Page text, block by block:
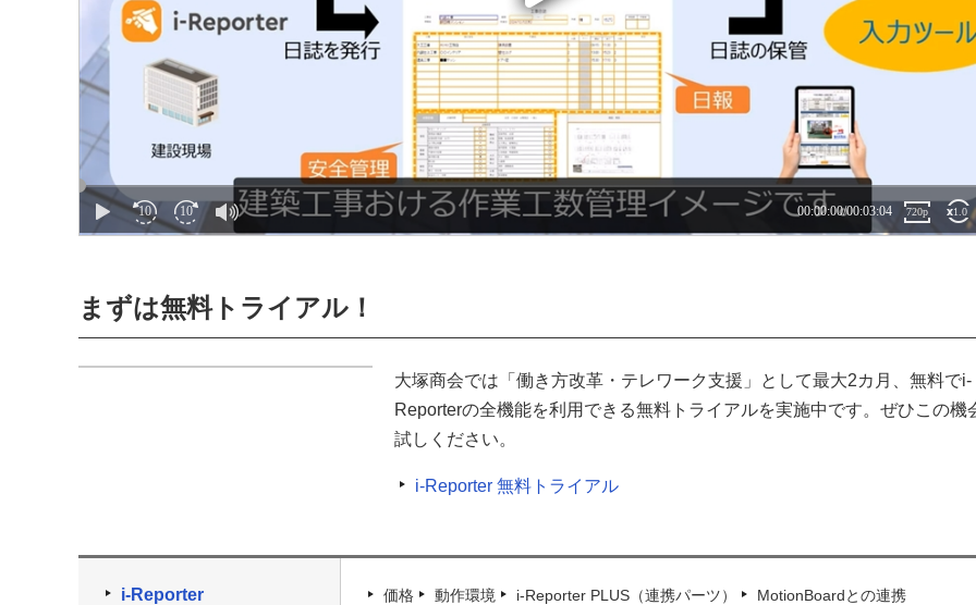
まずは無料トライアル！
大塚商会では「働き方改革・テレワーク支援」として最大2カ月、無料でi-
Reporterの全機能を利用できる無料トライアルを実施中です。ぜひこの機
試しください。
i-Reporter 無料トライアル
i-Reporter 価格 動作環境 i-Reporter PLUS（連携パーツ）
MotionBoardとの連携